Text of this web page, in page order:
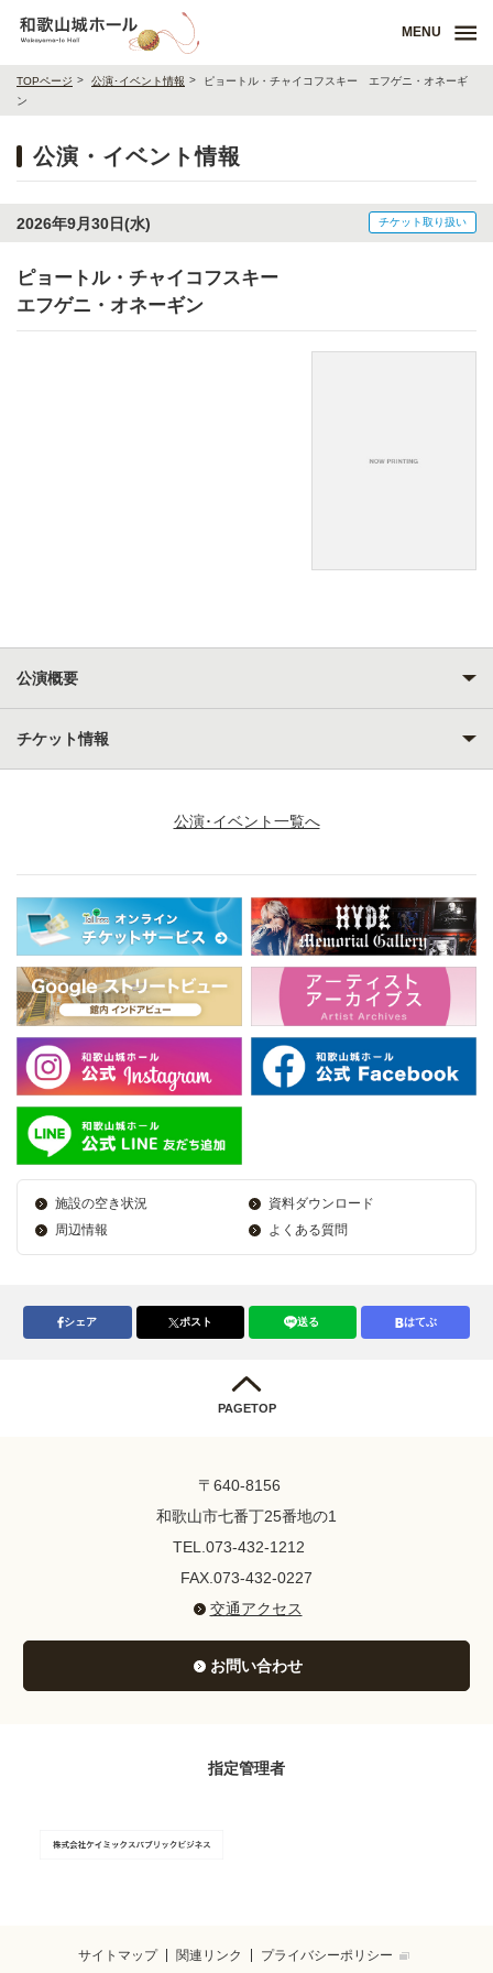
MENU
TOPページ 公演･イベント情報
ピョートル・チャイコフスキー エフゲニ・オネーギ
ン
公演・イベント情報
2026年9月30日(水) チケット取り扱い
ピョートル・チャイコフスキー
エフゲニ・オネーギン
公演概要
チケット情報
公演･イベント一覧へ
施設の空き状況
資料ダウンロード
周辺情報
よくある質問
シェア ポスト 送る はてぶ
PAGETOP
〒640-8156
和歌山市七番丁25番地の1
TEL.073-432-1212
FAX.073-432-0227
交通アクセス
お問い合わせ
指定管理者
サイトマップ 関連リンク プライバシーポリシー